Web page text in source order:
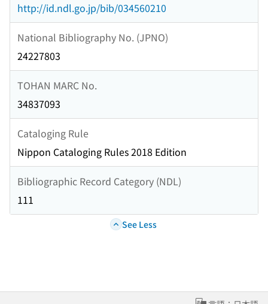
http://id.ndl.go.jp/bib/034560210
National Bibliography No. (JPNO)
24227803
TOHAN MARC No.
34837093
Cataloging Rule
Nippon Cataloging Rules 2018 Edition
Bibliographic Record Category (NDL)
111
See Less